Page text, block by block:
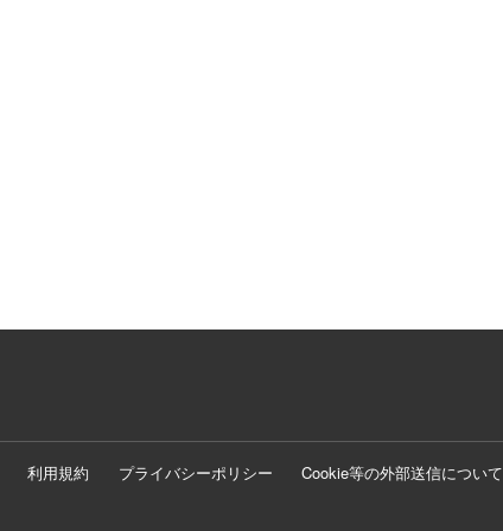
利用規約 プライバシーポリシー Cookie等の外部送信について